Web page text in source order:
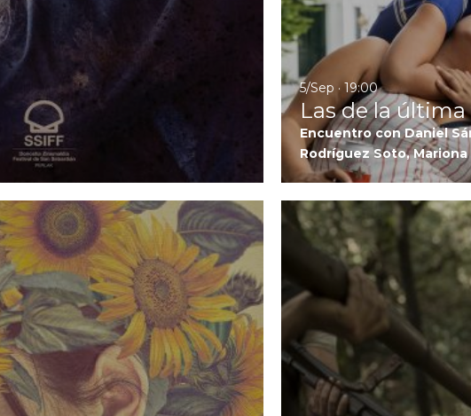
5/Sep · 19:00
Las de la última
Encuentro con Daniel
Rodríguez Soto,
Ir a Girasoles silvestres